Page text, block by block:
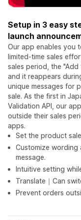
Setup in 3 easy
launch
Our app enables you
limited-time sales
sales period, the
and it reappears
unique messages for
sale. As the first in
Validation API, our
outside their sales
apps.
Set the product
Customize
message.
Intuitive setting
Translate｜Can
Prevent orders